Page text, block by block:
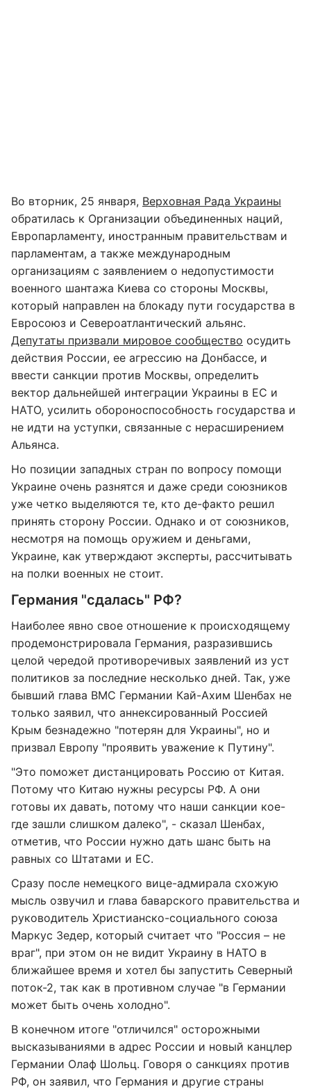
Во вторник, 25 января, Верховная Рада Украины
обратилась к Организации объединенных наций,
Европарламенту, иностранным правительствам и
парламентам, а также международным
организациям с заявлением о недопустимости
военного шантажа Киева со стороны Москвы,
который направлен на блокаду пути государства в
Евросоюз и Североатлантический альянс.
Депутаты призвали мировое сообщество осудить
действия России, ее агрессию на Донбассе, и
ввести санкции против Москвы, определить
вектор дальнейшей интеграции Украины в ЕС и
НАТО, усилить обороноспособность государства и
не идти на уступки, связанные с нерасширением
Альянса.
Но позиции западных стран по вопросу помощи
Украине очень разнятся и даже среди союзников
уже четко выделяются те, кто де-факто решил
принять сторону России. Однако и от союзников,
несмотря на помощь оружием и деньгами,
Украине, как утверждают эксперты, рассчитывать
на полки военных не стоит.
Германия "сдалась" РФ?
Наиболее явно свое отношение к происходящему
продемонстрировала Германия, разразившись
целой чередой противоречивых заявлений из уст
политиков за последние несколько дней. Так, уже
бывший глава ВМС Германии Кай-Ахим Шенбах не
только заявил, что аннексированный Россией
Крым безнадежно "потерян для Украины", но и
призвал Европу "проявить уважение к Путину".
"Это поможет дистанцировать Россию от Китая.
Потому что Китаю нужны ресурсы РФ. А они
готовы их давать, потому что наши санкции кое-
где зашли слишком далеко", - сказал Шенбах,
отметив, что России нужно дать шанс быть на
равных со Штатами и ЕС.
Сразу после немецкого вице-адмирала схожую
мысль озвучил и глава баварского правительства и
руководитель Христианско-социального союза
Маркус Зедер, который считает что "Россия – не
враг", при этом он не видит Украину в НАТО в
ближайшее время и хотел бы запустить Северный
поток-2, так как в противном случае "в Германии
может быть очень холодно".
В конечном итоге "отличился" осторожными
высказываниями в адрес России и новый канцлер
Германии Олаф Шольц. Говоря о санкциях против
РФ, он заявил, что Германия и другие страны